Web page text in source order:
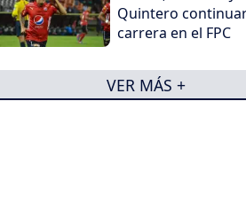
Quintero
carrera en el FPC
VER MÁS +